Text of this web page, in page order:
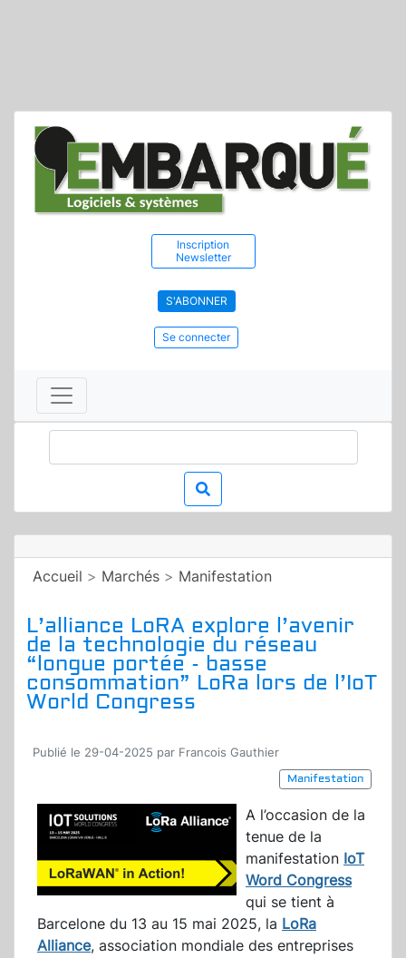
Inscription
Newsletter
S'ABONNER
Se connecter
Accueil > Marchés > Manifestation
L’alliance LoRA explore l’avenir
de la technologie du réseau
“longue portée - basse
consommation” LoRa lors de l’IoT
World Congress
Publié le 29-04-2025 par Francois Gauthier
Manifestation
A l’occasion de la
tenue de la
manifestation IoT
Word Congress
qui se tient à
Barcelone du 13 au 15 mai 2025, la LoRa
Alliance, association mondiale des entreprises